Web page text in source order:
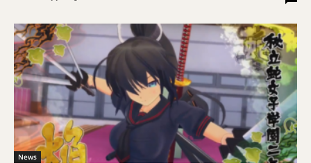
News